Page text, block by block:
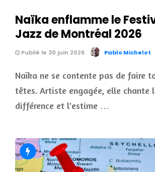
Naïka enflamme le
Jazz de Montréal 2026
Publié le 30 juin 2026 Pablo Michelot
Naïka ne se contente pas de faire
têtes. Artiste engagée, elle chante
différence et l'estime …